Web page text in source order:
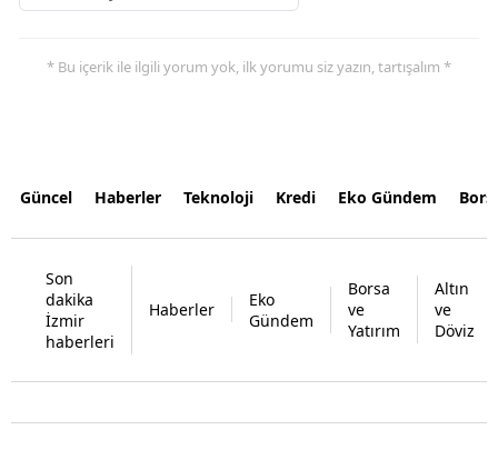
* Bu içerik ile ilgili yorum yok, ilk yorumu siz yazın, tartışalım *
Güncel Haberler Teknoloji Kredi Eko Gündem
Son
dakika
İzmir
haberleri
Haberler
Eko
Gündem
Borsa
ve
Yatırım
Altın
ve
Döviz